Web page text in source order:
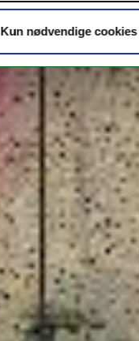
Kun nødvendige cookies